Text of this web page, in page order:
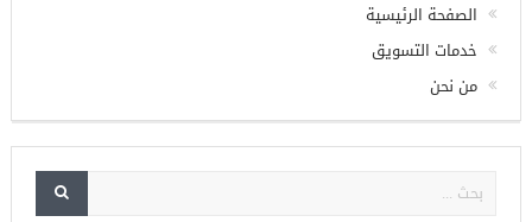
Check your twitter API's keys
الصفحة الرئيسية
خدمات التسويق
من نحن